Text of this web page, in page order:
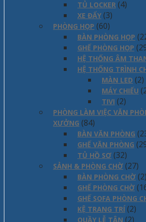
TỦ LOCKER (4)
XE ĐẨY (3)
PHÒNG HỌP (60)
BÀN PHÒNG HỌP
GHẾ PHÒNG HỌP
HỆ THỐNG ÂM
HỆ THỐNG TRÌNH
MÀN LED (2)
MÁY CHIẾU
TIVI (2)
PHÒNG LÀM VIỆC VĂN
XƯỞNG (84)
BÀN VĂN PHÒNG
GHẾ VĂN PHÒNG
TỦ HỒ SƠ (32)
SẢNH & PHÒNG CHỜ (27)
BÀN PHÒNG CHỜ (2)
GHẾ PHÒNG CHỜ
GHẾ SOFA PHÒNG
KỆ TRANG TRÍ (2)
QUẦY LỄ TÂN (2)